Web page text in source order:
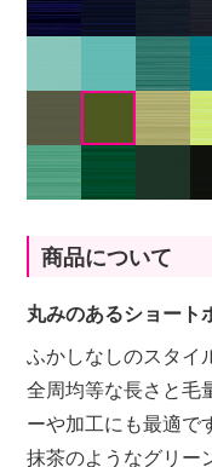
商品について
丸みのあるショート
ふかしなしのスタイ
全周均等な長さと毛
ーや加工にも最適で
抹茶のようなグリー